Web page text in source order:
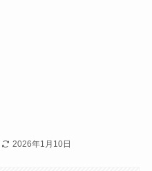
2026年1月10日